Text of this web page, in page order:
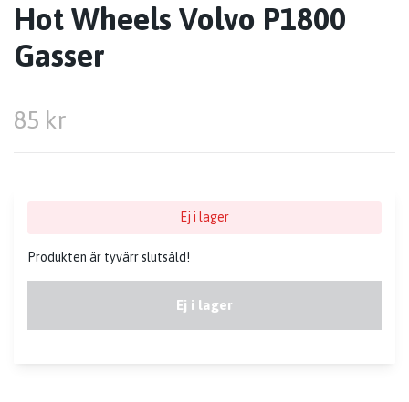
Hot Wheels Volvo P1800
Gasser
85 kr
Ej i lager
Produkten är tyvärr slutsåld!
Ej i lager